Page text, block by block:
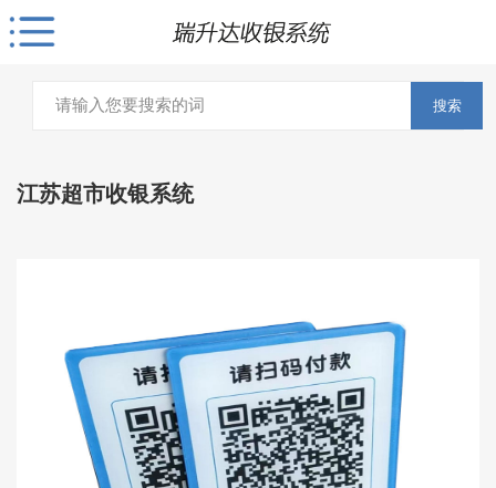
搜索
江苏超市收银系统